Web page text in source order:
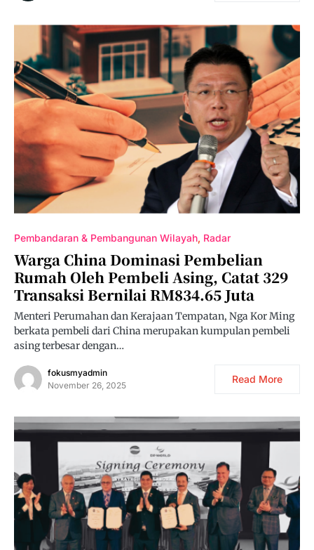
Pembandaran & Pembangunan Wilayah Radar
Warga China Dominasi Pembelian
Rumah Oleh Pembeli Asing, Catat 329
Transaksi Bernilai RM834.65 Juta
Menteri Perumahan dan Kerajaan Tempatan, Nga Kor Ming
berkata pembeli dari China merupakan kumpulan pembeli
asing terbesar dengan…
fokusmyadmin
November 26, 2025
Read More